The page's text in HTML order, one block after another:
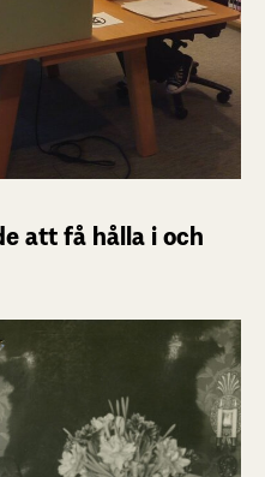
att få hålla i och